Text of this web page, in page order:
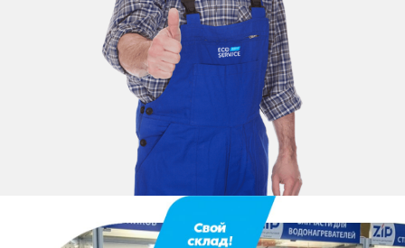
Менеджер свяжется с вами в
течение 3-x минут.